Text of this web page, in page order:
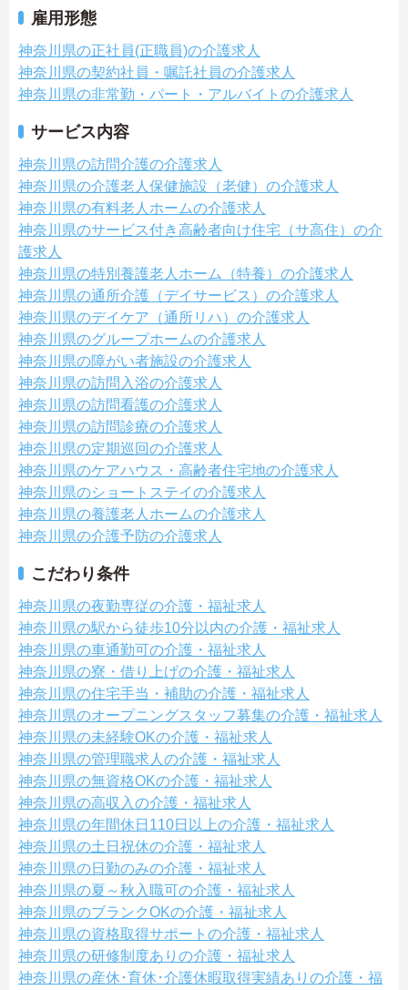
雇用形態
神奈川県の正社員(正職員)の介護求人
神奈川県の契約社員・嘱託社員の介護求人
神奈川県の非常勤・パート・アルバイトの介護求人
サービス内容
神奈川県の訪問介護の介護求人
神奈川県の介護老人保健施設（老健）の介護求人
神奈川県の有料老人ホームの介護求人
神奈川県のサービス付き高齢者向け住宅（サ高住）の介
護求人
神奈川県の特別養護老人ホーム（特養）の介護求人
神奈川県の通所介護（デイサービス）の介護求人
神奈川県のデイケア（通所リハ）の介護求人
神奈川県のグループホームの介護求人
神奈川県の障がい者施設の介護求人
神奈川県の訪問入浴の介護求人
神奈川県の訪問看護の介護求人
神奈川県の訪問診療の介護求人
神奈川県の定期巡回の介護求人
神奈川県のケアハウス・高齢者住宅地の介護求人
神奈川県のショートステイの介護求人
神奈川県の養護老人ホームの介護求人
神奈川県の介護予防の介護求人
こだわり条件
神奈川県の夜勤専従の介護・福祉求人
神奈川県の駅から徒歩10分以内の介護・福祉求人
神奈川県の車通勤可の介護・福祉求人
神奈川県の寮・借り上げの介護・福祉求人
神奈川県の住宅手当・補助の介護・福祉求人
神奈川県のオープニングスタッフ募集の介護・福祉求人
神奈川県の未経験OKの介護・福祉求人
神奈川県の管理職求人の介護・福祉求人
神奈川県の無資格OKの介護・福祉求人
神奈川県の高収入の介護・福祉求人
神奈川県の年間休日110日以上の介護・福祉求人
神奈川県の土日祝休の介護・福祉求人
神奈川県の日勤のみの介護・福祉求人
神奈川県の夏～秋入職可の介護・福祉求人
神奈川県のブランクOKの介護・福祉求人
神奈川県の資格取得サポートの介護・福祉求人
神奈川県の研修制度ありの介護・福祉求人
神奈川県の産休･育休･介護休暇取得実績ありの介護・福